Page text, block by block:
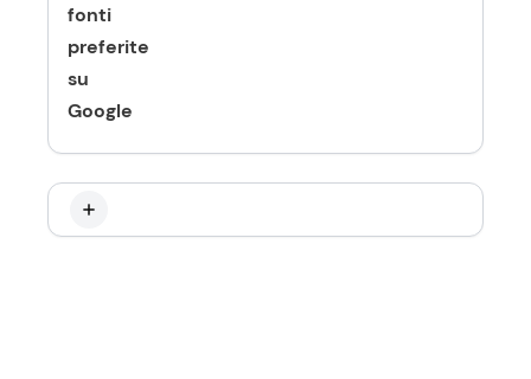
fonti
preferite
su
Google